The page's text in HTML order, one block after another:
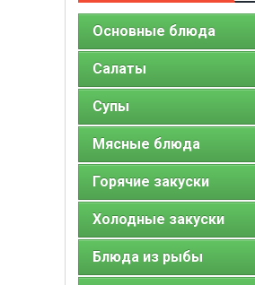
Основные блюда
Салаты
Супы
Мясные блюда
Горячие закуски
Холодные закуски
Блюда из рыбы